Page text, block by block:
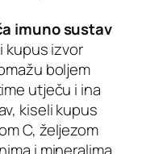
imuno sustav
kupus izvor
boljem
utječu i ina
kiseli kupus
C, željezom